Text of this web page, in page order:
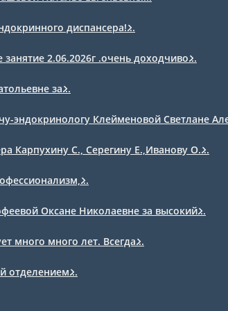
диспансера!...
2.06.2026г .очень доходчиво...
за...
эндокринологу Клейменовой Светлане
Карпухину С., Серегину Е.,Иванову О....
Оксане Николаевне за высокий...
много много лет. Всегда...
отделением...